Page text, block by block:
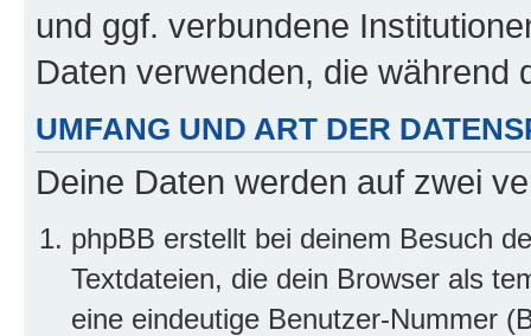
und ggf. verbundene
Daten verwenden, die während
UMFANG UND ART DER
Deine Daten werden auf zwei
phpBB erstellt bei deinem Besuch
Textdateien, die dein Browser als
eine eindeutige Benutzer-Nummer